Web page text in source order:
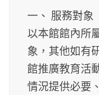
一、 服務對象
以本館館內所
象，其他如有
館推廣教育活
情況提供必要